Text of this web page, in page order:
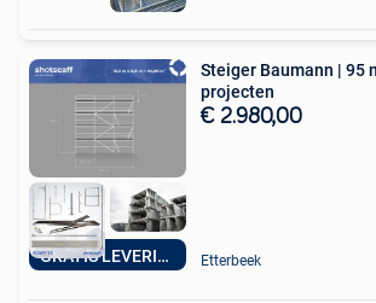
GRATIS LEVERING
Steiger Baumann | 95
projecten
€ 2.980,00
Etterbeek